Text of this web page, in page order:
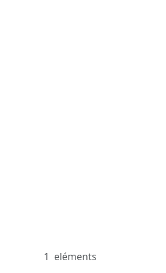
1 eléments